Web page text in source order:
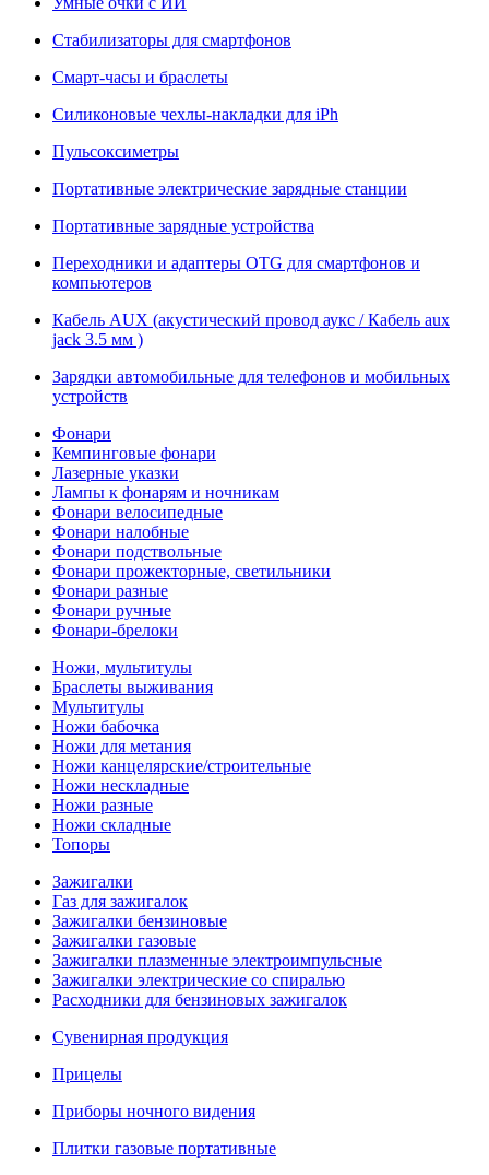
Стабилизаторы для смартфонов
Смарт-часы и браслеты
Силиконовые чехлы-накладки для iPh
Пульсоксиметры
Портативные электрические зарядные станции
Портативные зарядные устройства
Переходники и адаптеры OTG для смартфонов и
компьютеров
Кабель AUX (акустический провод аукс / Кабель aux
jack 3.5 мм )
Зарядки автомобильные для телефонов и мобильных
устройств
Фонари
Кемпинговые фонари
Лазерные указки
Лампы к фонарям и ночникам
Фонари велосипедные
Фонари налобные
Фонари подствольные
Фонари прожекторные, светильники
Фонари разные
Фонари ручные
Фонари-брелоки
Ножи, мультитулы
Браслеты выживания
Мультитулы
Ножи бабочка
Ножи для метания
Ножи канцелярские/строительные
Ножи нескладные
Ножи разные
Ножи складные
Топоры
Зажигалки
Газ для зажигалок
Зажигалки бензиновые
Зажигалки газовые
Зажигалки плазменные электроимпульсные
Зажигалки электрические со спиралью
Расходники для бензиновых зажигалок
Сувенирная продукция
Прицелы
Приборы ночного видения
Плитки газовые портативные